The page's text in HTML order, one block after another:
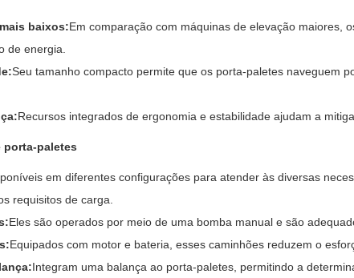
baixos:Em comparação com máquinas de elevação maiores,
de energia.
Seu tamanho compacto permite que os porta-paletes naveguem
Recursos integrados de ergonomia e estabilidade ajudam a
porta-paletes
em diferentes configurações para atender às diversas
requisitos de carga.
Eles são operados por meio de uma bomba manual e são
Equipados com motor e bateria, esses caminhões reduzem o
Integram uma balança ao porta-paletes, permitindo a